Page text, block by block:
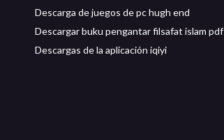
Descarga de juegos de pc hugh end
Descargar buku pengantar filsafat islam pdf
Descargas de la aplicación iqiyi